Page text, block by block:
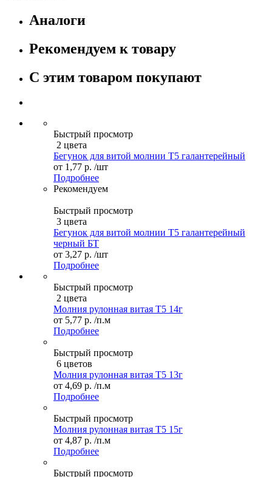
Аналоги
Рекомендуем к товару
С этим товаром покупают
Быстрый просмотр
2 цвета
Бегунок для витой молнии Т5 галантерейный
от 1,77 р. /шт
Подробнее
Рекомендуем
Быстрый просмотр
3 цвета
Бегунок для витой молнии Т5 галантерейный
черный БТ
от 3,27 р. /шт
Подробнее
Быстрый просмотр
2 цвета
Молния рулонная витая Т5 14г
от 5,77 р. /п.м
Подробнее
Быстрый просмотр
6 цветов
Молния рулонная витая Т5 13г
от 4,69 р. /п.м
Подробнее
Быстрый просмотр
Молния рулонная витая Т5 15г
от 4,87 р. /п.м
Подробнее
Быстрый просмотр